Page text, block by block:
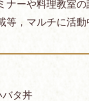
ナーや料理教室
等，マルチに活動
バタ丼